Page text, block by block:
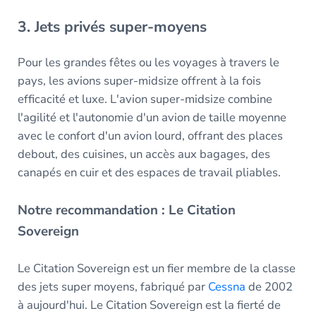
3. Jets privés super-moyens
Pour les grandes fêtes ou les voyages à travers le
pays, les avions super-midsize offrent à la fois
efficacité et luxe. L'avion super-midsize combine
l'agilité et l'autonomie d'un avion de taille moyenne
avec le confort d'un avion lourd, offrant des places
debout, des cuisines, un accès aux bagages, des
canapés en cuir et des espaces de travail pliables.
Notre recommandation : Le Citation
Sovereign
Le Citation Sovereign est un fier membre de la classe
des jets super moyens, fabriqué par Cessna de 2002
à aujourd'hui. Le Citation Sovereign est la fierté de